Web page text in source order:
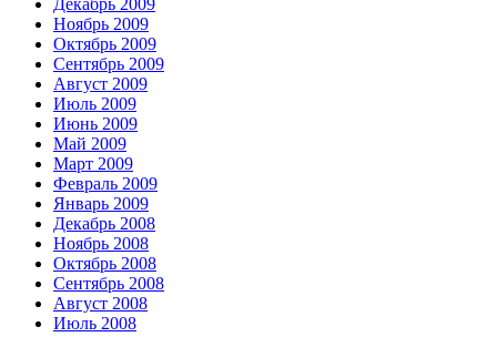
Декабрь 2009
Ноябрь 2009
Октябрь 2009
Сентябрь 2009
Август 2009
Июль 2009
Июнь 2009
Май 2009
Март 2009
Февраль 2009
Январь 2009
Декабрь 2008
Ноябрь 2008
Октябрь 2008
Сентябрь 2008
Август 2008
Июль 2008